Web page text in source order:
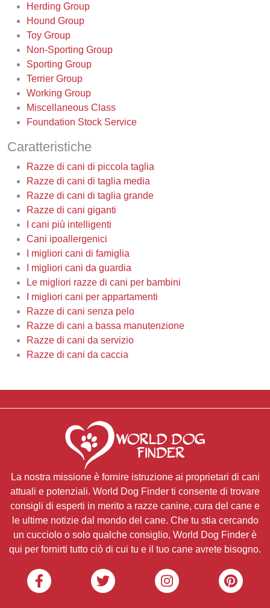
Herding Group
Hound Group
Toy Group
Non-Sporting Group
Sporting Group
Terrier Group
Working Group
Miscellaneous Class
Foundation Stock Service
Caratteristiche
Razze di cani di piccola taglia
Razze di cani di taglia media
Razze di cani di taglia grande
Razze di cani giganti
I cani più intelligenti
Cani ipoallergenici
I migliori cani di famiglia
I migliori cani da guardia
Le migliori razze di cani per bambini
I migliori cani per appartamenti
Razze di cani senza pelo
Razze di cani a bassa manutenzione
Razze di cani da servizio
Razze di cani da caccia
La nostra missione è fornire istruzione ai proprietari di cani
attuali e potenziali. World Dog Finder ti consente di trovare
consigli di esperti in merito a razze canine, cura del cane e
le ultime notizie dal mondo del cane. Che tu stia cercando
un cucciolo o solo qualche consiglio, World Dog Finder è
qui per fornirti tutto ciò di cui tu e il tuo cane avrete bisogno.